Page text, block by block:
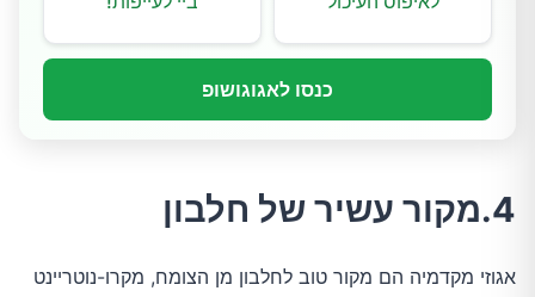
כנסו לאגוגושופ
4.מקור עשיר של חלבון
אגוזי מקדמיה הם מקור טוב לחלבון מן הצומח, מקרו-נוטריינט